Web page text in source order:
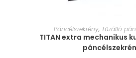
MÉRET
Páncélszekrény, Tűzálló
TITAN extra mechanikus